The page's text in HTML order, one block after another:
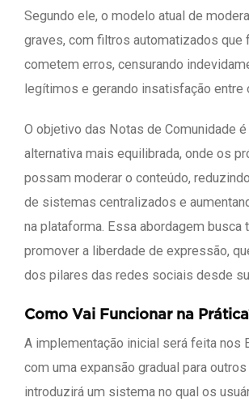
Segundo ele, o modelo atual de
graves, com filtros automatizados que
cometem erros, censurando
legítimos e gerando insatisfação entre
O objetivo das Notas de Comunidade
alternativa mais equilibrada, onde os
possam moderar o conteúdo,
de sistemas centralizados e
na plataforma. Essa abordagem busca
promover a liberdade de expressão,
dos pilares das redes sociais desde
Como Vai Funcionar na
A implementação inicial será feita nos
com uma expansão gradual para
introduzirá um sistema no qual os